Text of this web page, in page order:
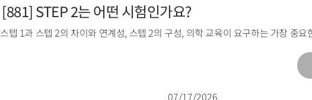
[881] STEP 2는 어떤 시험인가요?
스텝 1과 스텝 2의 차이와 연계성, 스텝 2의 구성, 의학 교육이 요구하는 가장 중요
07/17/2026